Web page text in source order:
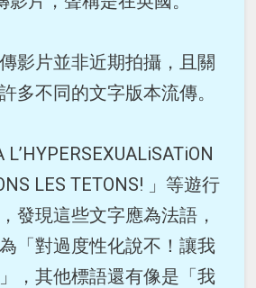
影片並非近期拍攝，且關
多不同的文字版本流傳。
LES TETONS! 」等遊行
發現這些文字應為法語，
「對過度性化說不！讓我
，其他標語還有像是「我